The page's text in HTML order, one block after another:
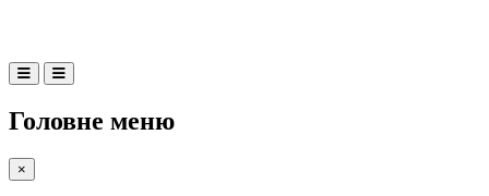
Головне меню
×